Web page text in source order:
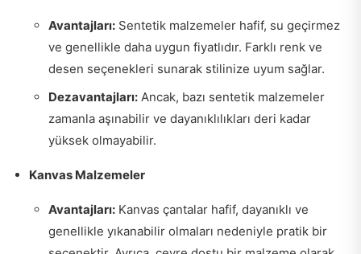
Avantajları: Sentetik malzemeler hafif, su geçirmez
ve genellikle daha uygun fiyatlıdır. Farklı renk ve
desen seçenekleri sunarak stilinize uyum sağlar.
Dezavantajları: Ancak, bazı sentetik malzemeler
zamanla aşınabilir ve dayanıklılıkları deri kadar
yüksek olmayabilir.
Kanvas Malzemeler
Avantajları: Kanvas çantalar hafif, dayanıklı ve
genellikle yıkanabilir olmaları nedeniyle pratik bir